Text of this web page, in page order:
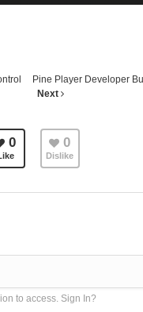
Pine Player Developer
Next
0 0
Dislike
to access. Sign In?